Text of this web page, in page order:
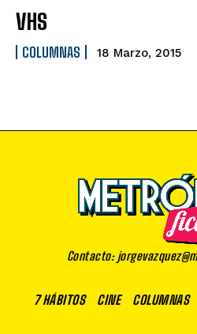
VHS
COLUMNAS 18 Marzo, 2015
Contacto:
7 HÁBITOS CINE COLUMNAS